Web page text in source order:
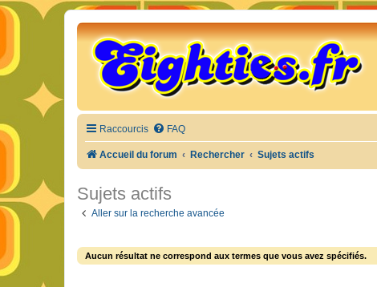
Raccourcis FAQ
Accueil du forum Rechercher Sujets actifs
Sujets actifs
Aller sur la recherche avancée
Aucun résultat ne correspond aux termes que vous avez spécifiés.